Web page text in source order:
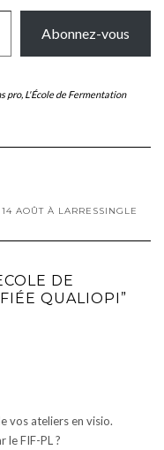
Abonnez-vous
pro, L'École de Fermentation
AOÛT À LARRESSINGLE
DE
QUALIOPI”
vos ateliers en visio.
le FIF-PL ?